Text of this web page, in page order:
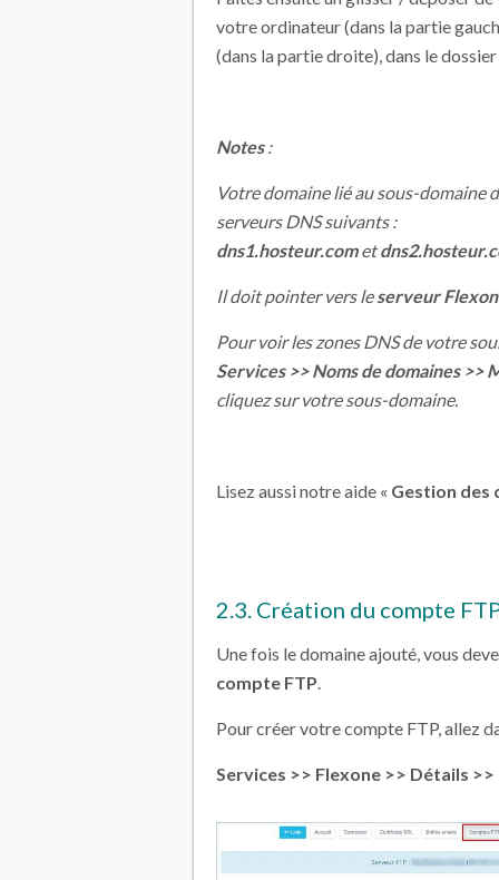
votre ordinateur (dans la partie
(dans la partie droite), dans le
Notes:
Votre domaine lié au sous-domaine
serveurs DNS suivants :
dns1.hosteur.comet
Il doit pointer vers leserveur
Pour voir les zones DNS de votre
Services >> Noms de domaines >>
cliquez sur votre sous-domaine.
Lisez aussi notre aide « Gestion des
2.3. Création du compte
Une fois le domaine ajouté, vous
compte FTP.
Pour créer votre compte FTP, allez
Services >> Flexone >> Détails